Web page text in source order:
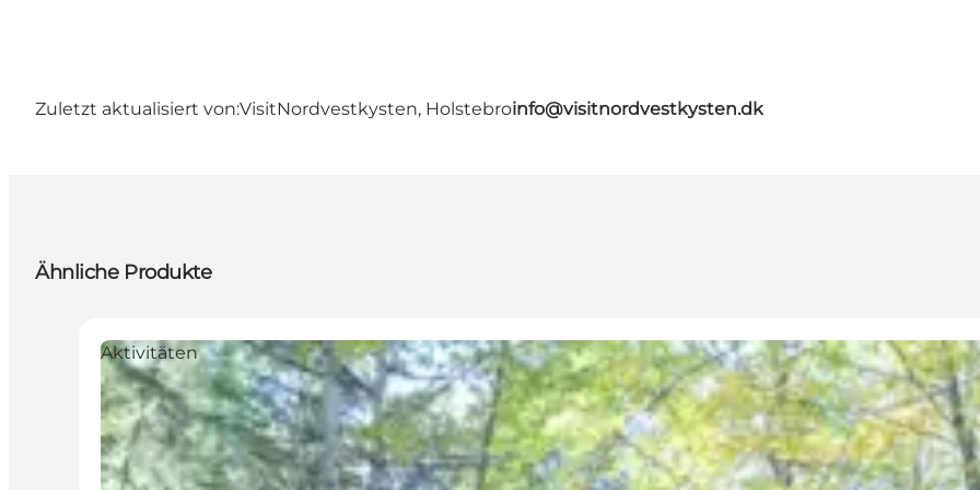
Zuletzt aktualisiert von:VisitNordvestkysten, Holstebroinfo@visitnordvestkysten.dk
Ähnliche Produkte
Aktivitäten